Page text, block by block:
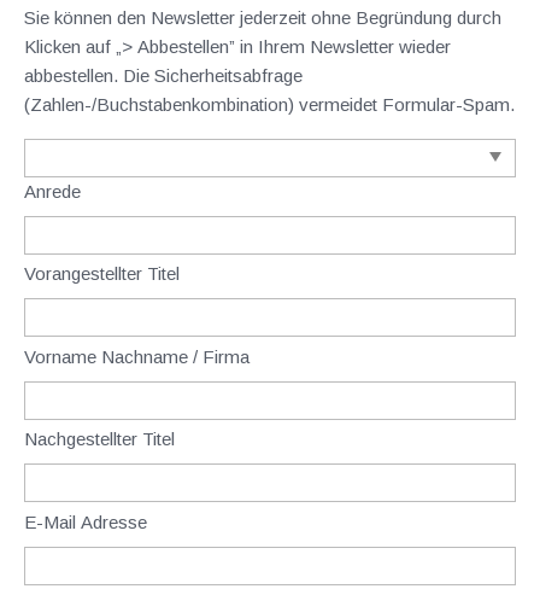
Sie können den Newsletter jederzeit ohne Begründung durch
Klicken auf „> Abbestellen” in Ihrem Newsletter wieder
abbestellen. Die Sicherheitsabfrage
(Zahlen-/Buchstabenkombination) vermeidet Formular-Spam.
Anrede
Vorangestellter Titel
Vorname Nachname / Firma
Nachgestellter Titel
E-Mail Adresse